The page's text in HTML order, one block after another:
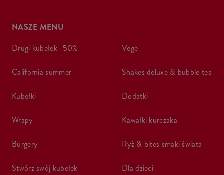
NASZE MENU
drugi kubełek -50%
california summer
kubełki
wrapy
burgery
stwórz swój kubełek
vege
shakes deluxe & bubble tea
dodatki
kawałki kurczaka
ryż & bites smaki świata
dla dzieci